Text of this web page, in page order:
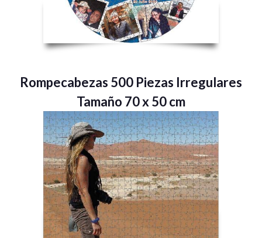
Rompecabezas 500 Piezas Irregulares
Tamaño 70 x 50 cm